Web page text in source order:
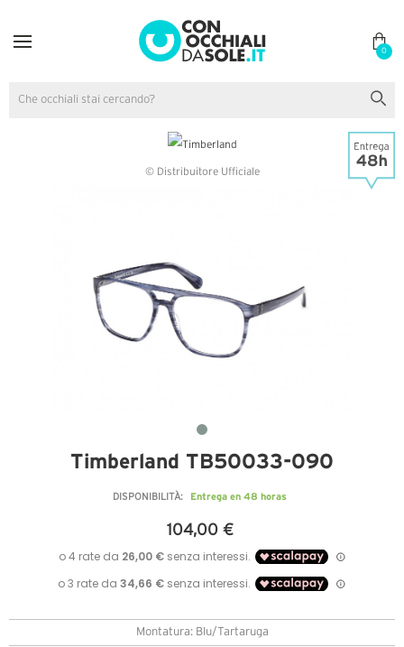
0
© Distribuitore Ufficiale
Timberland TB50033-090
DISPONIBILITÀ: Entrega en 48 horas
104,00 €
Montatura: Blu/Tartaruga